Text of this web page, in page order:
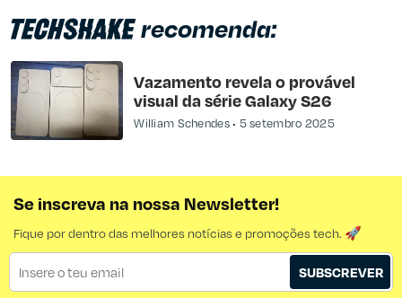
recomenda:
Vazamento revela o provável
visual da série Galaxy S26
William Schendes 5 setembro 2025
Se inscreva na nossa Newsletter!
Fique por dentro das melhores notícias e promoções tech. 🚀
SUBSCREVER